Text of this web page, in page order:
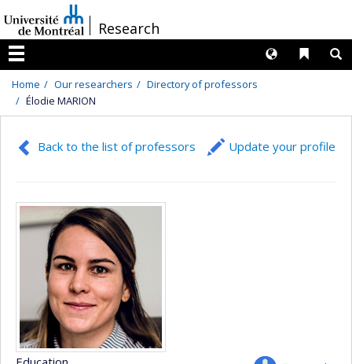
au
contenu
/Research
Menu
Liens
Langues
Home Our researchers
Directory of professors
Élodie MARION
Back to the list of professors Update your profile